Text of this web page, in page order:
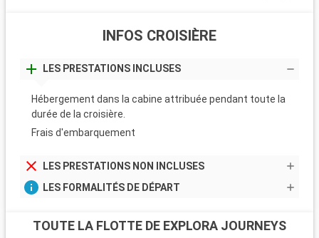
INFOS CROISIÈRE
LES PRESTATIONS INCLUSES
Hébergement dans la cabine attribuée pendant toute la
durée de la croisière.
Frais d'embarquement
LES PRESTATIONS NON INCLUSES
LES FORMALITÉS DE DÉPART
TOUTE LA FLOTTE DE EXPLORA JOURNEYS